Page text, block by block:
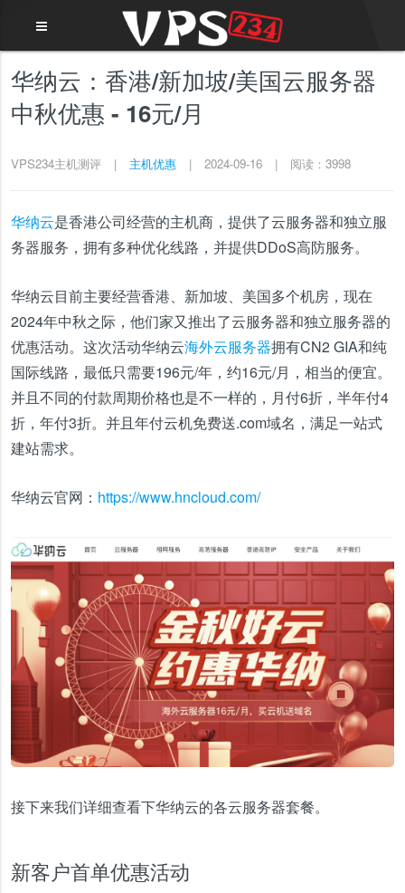
华纳云：香港/新加坡/美国云服务器
中秋优惠 - 16元/月
VPS234主机测评 | 主机优惠 | 2024-09-16 | 阅读：3998
华纳云是香港公司经营的主机商，提供了云服务器和独立服
务器服务，拥有多种优化线路，并提供DDoS高防服务。
华纳云目前主要经营香港、新加坡、美国多个机房，现在
2024年中秋之际，他们家又推出了云服务器和独立服务器的
优惠活动。这次活动华纳云海外云服务器拥有CN2 GIA和纯
国际线路，最低只需要196元/年，约16元/月，相当的便宜。
并且不同的付款周期价格也是不一样的，月付6折，半年付4
折，年付3折。并且年付云机免费送.com域名，满足一站式
建站需求。
华纳云官网： https://www.hncloud.com/
接下来我们详细查看下华纳云的各云服务器套餐。
新客户首单优惠活动